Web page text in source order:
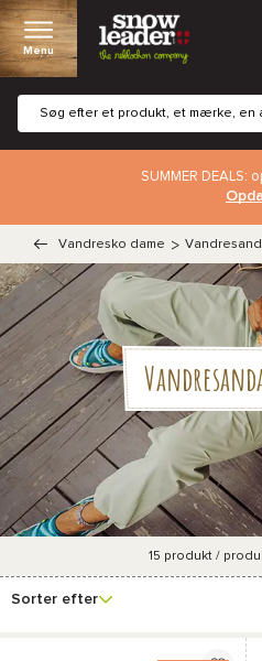
Menu
SUMMER DEALS:
Vandresko dame >
Mærke Pris
15 produkt /
Sorter efter